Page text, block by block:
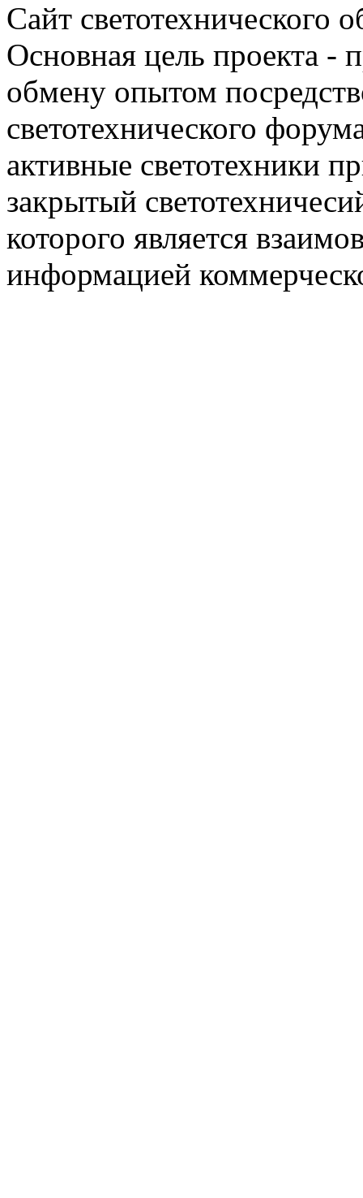
Сайт светотехнического
Основная цель проекта -
обмену опытом
светотехнического
активные светотехники
закрытый
которого является
информацией